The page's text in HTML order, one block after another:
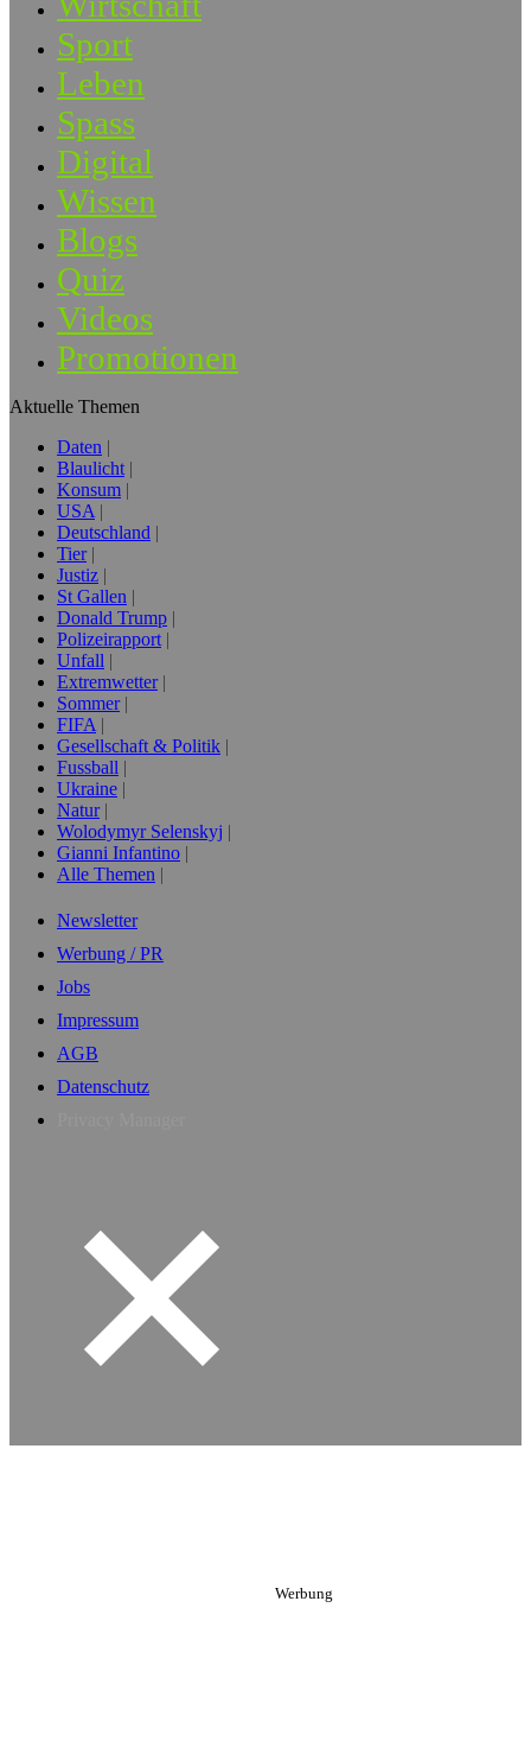
Sport
Leben
Spass
Digital
Wissen
Blogs
Quiz
Videos
Promotionen
Aktuelle Themen
Daten
Blaulicht
Konsum
USA
Deutschland
Tier
Justiz
St Gallen
Donald Trump
Polizeirapport
Unfall
Extremwetter
Sommer
FIFA
Gesellschaft & Politik
Fussball
Ukraine
Natur
Wolodymyr Selenskyj
Gianni Infantino
Alle Themen
Newsletter
Werbung / PR
Jobs
Impressum
AGB
Datenschutz